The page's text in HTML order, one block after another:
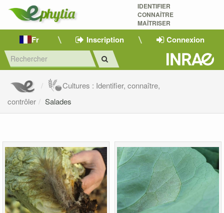
IDENTIFIER
CONNAÎTRE
MAÎTRISER
Fr Inscription Connexion
Cultures : Identifier, connaître,
contrôler
Salades